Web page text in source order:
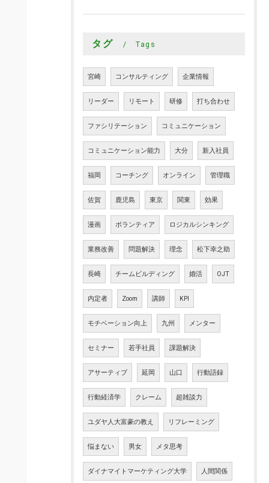
タグ Tags
宮崎 コンサルティング 企業情報
リーダー リモート 研修 打ち合わせ
ファシリテーション コミュニケーション
コミュニケーション能力 大分 新入社員
福岡 コーチング オンライン 管理職
佐賀 鹿児島 東京 関東 効果
漫画 ボランティア ロジカルシンキング
業務改善 問題解決 理念 松下幸之助
長崎 チームビルディング 婚活 OJT
内定者 Zoom 講師 KPI
モチベーション向上 九州 メンター
セミナー 若手社員 課題解決
アサーティブ 延岡 山口 行動語録
行動経済学 クレーム 超雑談力
ユダヤ人大富豪の教え リフレーミング
悩まない 男女 メタ思考
ダイナマイトマーケティング大学 人間関係